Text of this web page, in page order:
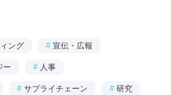
ング # 宣伝・広報
ー # 人事
# サプライチェーン # 研究